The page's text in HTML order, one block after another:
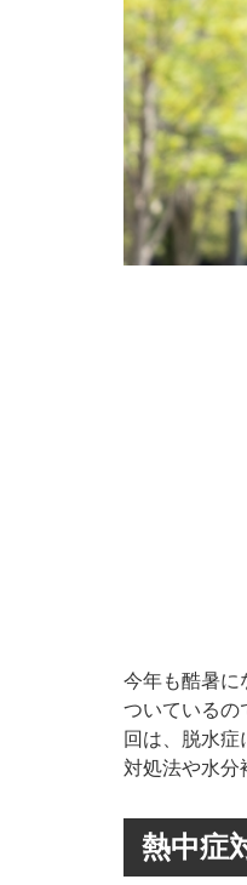
今年も酷暑に
ついているの
回は、脱水
対処法や水分
熱中症